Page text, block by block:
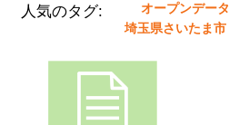
人気のタグ: オープンデータ
埼玉県さいたま市